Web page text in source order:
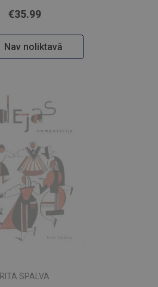
€35.99
Nav noliktavā
RITA SPALVA